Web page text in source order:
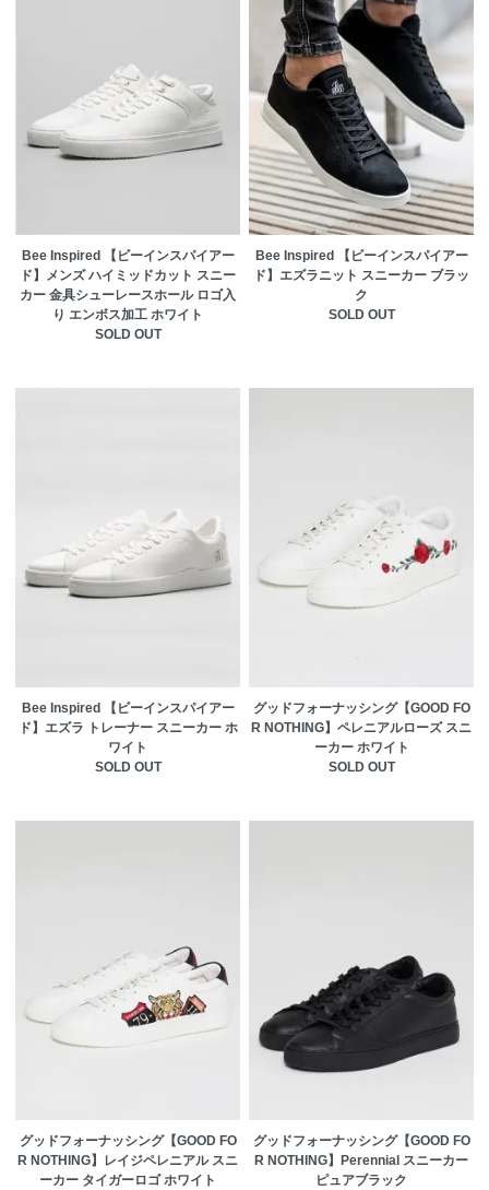
Bee Inspired 【ビーインスパイアー
ド】メンズ ハイミッドカット スニー
カー 金具シューレースホール ロゴ入
り エンボス加工 ホワイト
SOLD OUT
Bee Inspired 【ビーインスパイアー
ド】エズラニット スニーカー ブラッ
ク
SOLD OUT
Bee Inspired 【ビーインスパイアー
ド】エズラ トレーナー スニーカー ホ
ワイト
SOLD OUT
グッドフォーナッシング【GOOD FO
R NOTHING】ペレニアルローズ スニ
ーカー ホワイト
SOLD OUT
グッドフォーナッシング【GOOD FO
R NOTHING】レイジペレニアル スニ
ーカー タイガーロゴ ホワイト
グッドフォーナッシング【GOOD FO
R NOTHING】Perennial スニーカー
ピュアブラック